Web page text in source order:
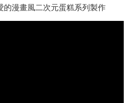
的漫畫風二次元蛋糕系列製作